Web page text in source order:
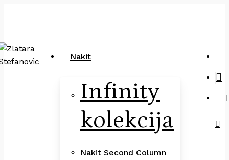
content
Nakit
Infinity
kolekcija
Nakit Second Column